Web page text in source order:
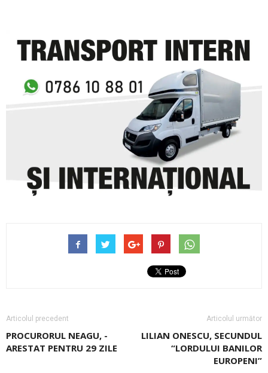
Articolul precedent
PROCURORUL ­NEAGU, ­
ARESTAT PENTRU 29 ZILE
Articolul următor
LILIAN ONESCU, SECUNDUL
­“LORDULUI BANILOR
EUROPENI”